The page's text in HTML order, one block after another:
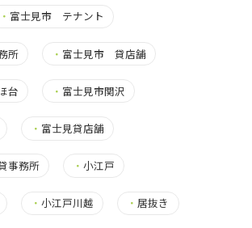
・ 富士見市 テナント
所 ・ 富士見市 貸店舗
台 ・ 富士見市関沢
・ 富士見貸店舗
事務所 ・小江戸
・小江戸川越 ・居抜き